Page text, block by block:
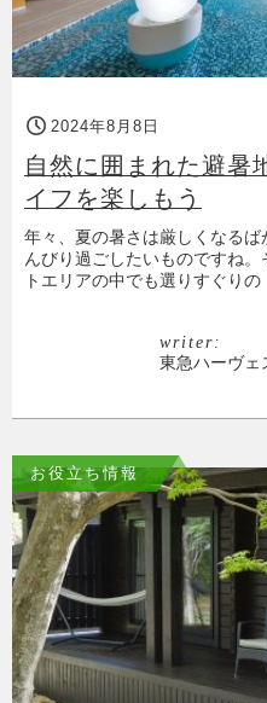
2024年8月8日
自然に囲まれた避暑
イフを楽しもう
年々、夏の暑さは厳しくなる
んびり過ごしたいものですね
トエリアの中でも選りすぐりの
writer:
東急ハーヴェ
お役立ち情報